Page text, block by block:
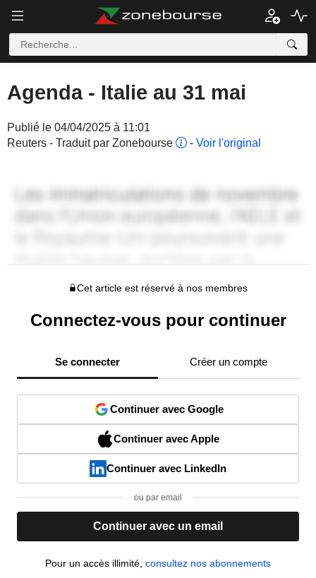
Agenda - Italie au 31 mai
Publié le 04/04/2025 à 11:01
Reuters - Traduit par Zonebourse
- Voir l'original
Cet article est réservé à nos membres
Connectez-vous pour continuer
Se connecter Créer un compte
Continuer avec Google
Continuer avec Apple
Continuer avec LinkedIn
ou par email
Continuer avec un email
Pour un accès illimité, consultez nos abonnements